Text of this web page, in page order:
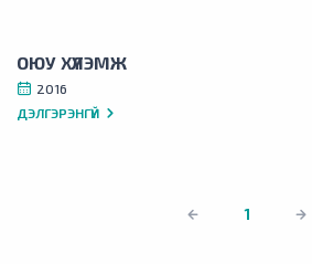
ОЮУ ХҮЛЭМЖ
2016
ДЭЛГЭРЭНГҮЙ
1